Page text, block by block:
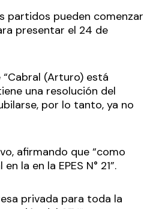
partidos pueden comenzar
presentar el 24 de
(Arturo) está
una resolución del
por lo tanto, ya no
afirmando que “como
la en la EPES N° 21”.
privada para toda la